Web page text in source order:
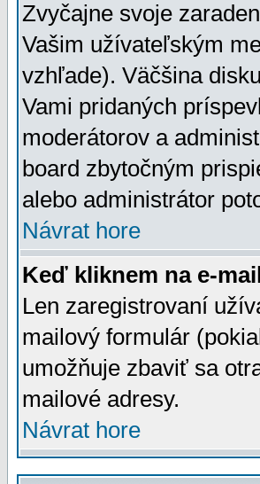
Zvyčajne svoje
Vašim užívateľským
vzhľade). Väčšina
Vami pridaných
moderátorov a
board zbytočným
alebo administrátor
Návrat hore
Keď kliknem na e-
Len zaregistrovaní
mailový formulár
umožňuje zbaviť sa
mailové adresy.
Návrat hore